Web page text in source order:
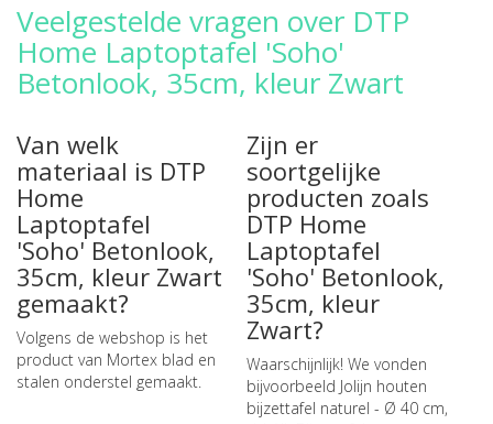
Veelgestelde vragen over DTP
Home Laptoptafel 'Soho'
Betonlook, 35cm, kleur Zwart
Van welk
materiaal is DTP
Home
Laptoptafel
'Soho' Betonlook,
35cm, kleur Zwart
gemaakt?
Volgens de webshop is het
product van Mortex blad en
stalen onderstel gemaakt.
Zijn er
soortgelijke
producten zoals
DTP Home
Laptoptafel
'Soho' Betonlook,
35cm, kleur
Zwart?
Waarschijnlijk! We vonden
bijvoorbeeld Jolijn houten
bijzettafel naturel - Ø 40 cm,